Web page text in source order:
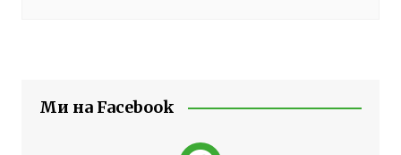
Ми на Facebook